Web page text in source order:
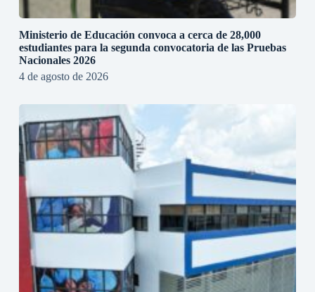
Ministerio de Educación convoca a cerca de 28,000
estudiantes para la segunda convocatoria de las Pruebas
Nacionales 2026
4 de agosto de 2026